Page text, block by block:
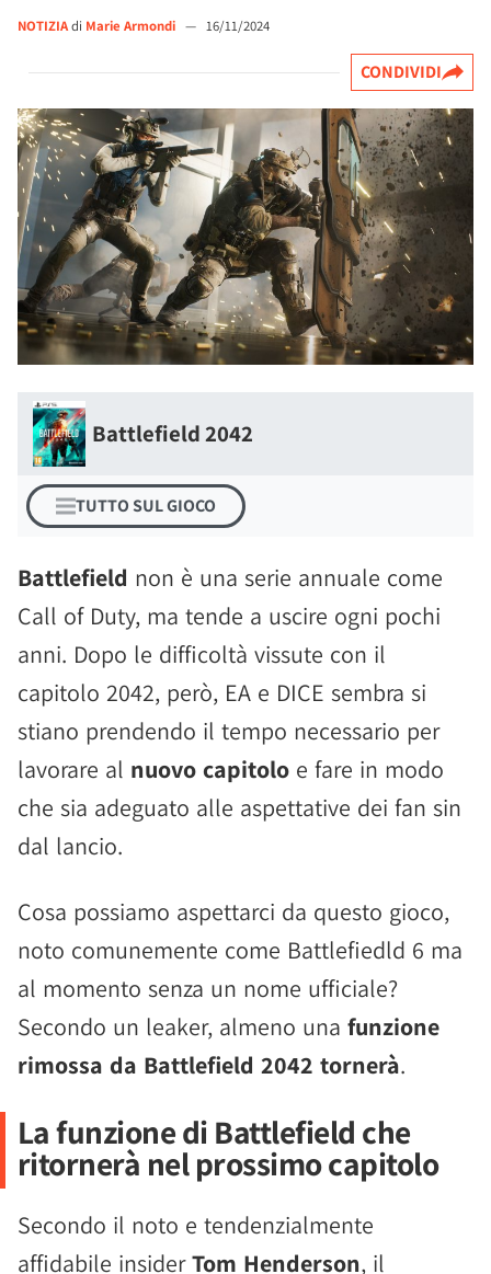
NOTIZIAdi Marie Armondi — 16/11/2024
CONDIVIDI
Battlefield 2042
TUTTO SUL GIOCO
Battlefield non è una serie annuale come
Call of Duty, ma tende a uscire ogni pochi
anni. Dopo le difficoltà vissute con il
capitolo 2042, però, EA e DICE sembra si
stiano prendendo il tempo necessario per
lavorare al nuovo capitolo e fare in modo
che sia adeguato alle aspettative dei fan sin
dal lancio.
Cosa possiamo aspettarci da questo gioco,
noto comunemente come Battlefiedld 6 ma
al momento senza un nome ufficiale?
Secondo un leaker, almeno una funzione
rimossa da Battlefield 2042 tornerà.
La funzione di Battlefield che
ritornerà nel prossimo capitolo
Secondo il noto e tendenzialmente
affidabile insiderTom Henderson, il